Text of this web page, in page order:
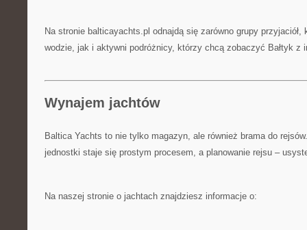
Na stronie balticayachts.pl odnajdą się zarówno grupy przyjaciół,
wodzie, jak i aktywni podróżnicy, którzy chcą zobaczyć Bałtyk z
Wynajem jachtów
Baltica Yachts to nie tylko magazyn, ale również brama do
jednostki staje się prostym procesem, a planowanie rejsu –
Na naszej stronie o jachtach znajdziesz informacje o: